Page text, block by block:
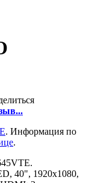
. Информация по
.
40", 1920x1080,